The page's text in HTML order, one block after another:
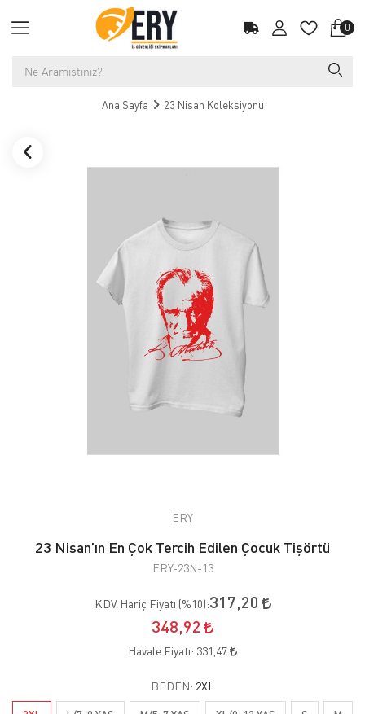
0
Ana Sayfa 23 Nisan Koleksiyonu
ERY
23 Nisan’ın En Çok Tercih Edilen Çocuk Tişörtü
ERY-23N-13
KDV Hariç Fiyatı (%10):317,20
348,92
Havale Fiyatı: 331,47
BEDEN: 2XL